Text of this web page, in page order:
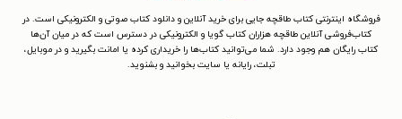
فروشگاه اینترنتی کتاب طاقچه جایی برای خرید آنلاین و دانلود کتاب صوتی و الکترونیکی است. در
کتاب‌فروشی آنلاین طاقچه هزاران کتاب گویا و الکترونیکی در دسترس است که در میان آن‌ها
کتاب رایگان هم وجود دارد. شما می‌توانید کتاب‌ها را خریداری کرده یا امانت بگیرید و در موبایل،
تبلت، رایانه یا سایت بخوانید و بشنوید.